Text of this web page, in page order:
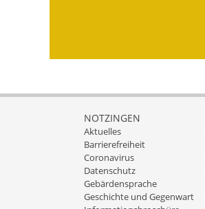
NOTZINGEN
Aktuelles
Barrierefreiheit
Coronavirus
Datenschutz
Gebärdensprache
Geschichte und Gegenwart